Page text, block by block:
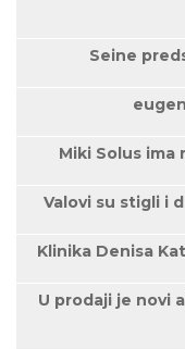
Seine
Miki Solus ima
Valovi su stigli i
Klinika Denisa
U prodaji je novi